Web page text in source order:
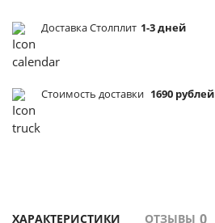
Доставка Столплит 1-3 дней
Стоимость доставки 1690 рублей
ХАРАКТЕРИСТИКИ ОТЗЫВЫ 0